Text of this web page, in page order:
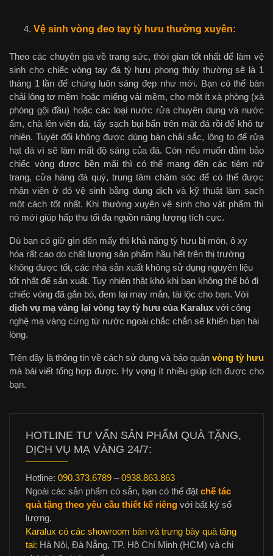
Vệ sinh vòng đeo tay tỳ hưu thường xuyên:
Theo các chuyên gia về trang sức, thời gian tốt nhất để làm vệ
sinh cho chiếc vòng tay đá tỳ hưu phong thủy thường sẽ là 1
tháng 1 lần để chúng luôn sáng đẹp như mới. Bạn có thể bàn
chải lông tơ mềm hoặc miếng vải mềm, cho một ít xà phòng (xà
phòng gội đầu) hoặc các loại nước rửa chuyên dụng và nước
ấm, chà lên viên đá, tẩy sạch bụi bẩn trên mặt đá rồi để khô tự
nhiên. Tuyệt đối không được dùng bàn chải sắc, lông to để rửa
hạt đá vì sẽ làm mất độ sáng của đá. Còn nếu muốn đảm bảo
chiếc vòng được bền mãi thì có thể mang đến các tiệm nữ
trang, cửa hàng đá quý, trung tâm chăm sóc để có thể được
nhân viên ở đó vệ sinh bằng dung dịch và kỹ thuật làm sạch
một cách tốt nhất. Khi thường xuyên vệ sinh cho vật phẩm thì
nó mới giúp hấp thu tối đa nguồn năng lượng tích cực.
Dù bạn có giữ gìn đến mấy thì khả năng tỳ hưu bị mòn, ô xy
hóa rất cao do chất lượng sản phẩm hầu hết trên thị trường
không được tốt, các nhà sản xuất không sử dụng nguyên liệu
tốt nhất để sản xuất. Tuy nhiên thật khó khi bạn không thể bỏ đi
chiếc vòng đã gắn bó, đem lại may mắn, tài lộc cho bạn. Với
dịch vụ mạ vàng lại vòng tay tỳ hưu của Karalux với công
nghệ mạ vàng cứng từ nước ngoài chắc chắn sẽ khiến bạn hài
lòng.
Trên đây là thông tin về cách sử dụng và bảo quản vòng tỳ hưu
mà bài viết tổng hợp được. Hy vọng ít nhiều giúp ích được cho
bạn.
HOTLINE TƯ VẤN SẢN PHẨM QUÀ TẶNG,
DỊCH VỤ MẠ VÀNG 24/7:
Hotline: 090.373.6789 –0938.863.863
Ngoài các sản phẩm có sẵn, bạn có thể đặt chế tác
quà tặng theo yêu cầu thiết kế riêng với bất kỳ số
lượng.
Karalux có các showroom bán và trưng bày quà tặng
tại: Hà Nội, Đà Nẵng, TP. Hồ Chí Minh (HCM) và chi